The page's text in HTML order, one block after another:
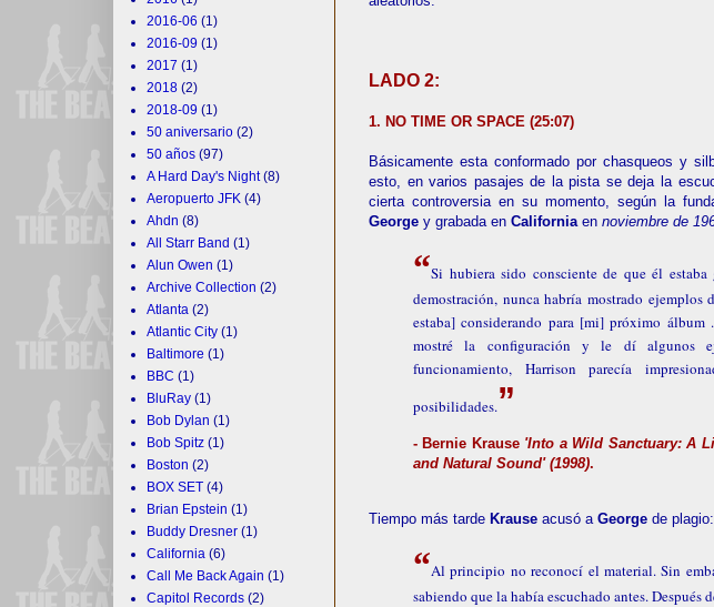
LADO 2:
1. NO TIME OR SPACE (25:07)
Básicamente esta conformado por chasqueos y
esto, en varios pasajes de la pista se deja la
cierta controversia en su momento, según la
George y grabada en California en noviembre de
“Si hubiera sido consciente de que él estaba
demostración, nunca habría mostrado ejemplos
estaba] considerando para [mi] próximo álbum
mostré la configuración y le dí algunos
funcionamiento, Harrison parecía
posibilidades.”
- Bernie Krause 'Into a Wild Sanctuary: A
and Natural Sound' (1998).
Tiempo más tarde Krause acusó a George de plagio:
“Al principio no reconocí el material. Sin
sabiendo que la había escuchado antes. Después
2016-06 (1)
2016-09 (1)
2017 (1)
2018 (2)
2018-09 (1)
50 aniversario (2)
50 años (97)
A Hard Day's Night (8)
Aeropuerto JFK (4)
Ahdn (8)
All Starr Band (1)
Alun Owen (1)
Archive Collection (2)
Atlanta (2)
Atlantic City (1)
Baltimore (1)
BBC (1)
BluRay (1)
Bob Dylan (1)
Bob Spitz (1)
Boston (2)
BOX SET (4)
Brian Epstein (1)
Buddy Dresner (1)
California (6)
Call Me Back Again (1)
Capitol Records (2)